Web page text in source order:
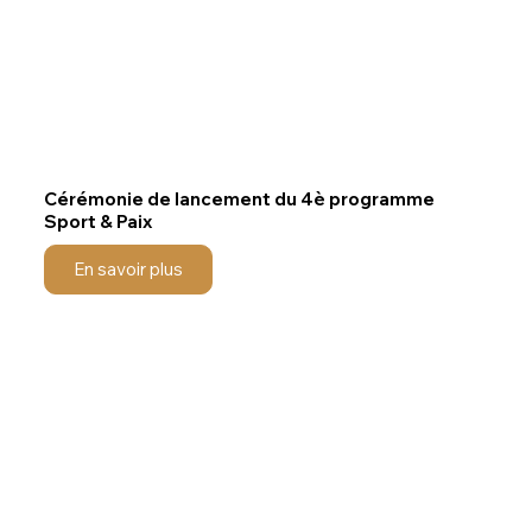
En savoir plus
Cérémonie de lancement du 4è programme
Sport & Paix